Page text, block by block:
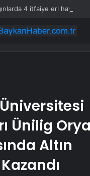
4 itfaiye eri hayatını
Ünilig
Altın